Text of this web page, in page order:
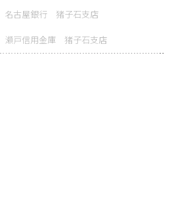
名古屋銀行 猪子石支店
瀬戸信用金庫 猪子石支店